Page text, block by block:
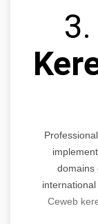
3.
domains
Ceweb